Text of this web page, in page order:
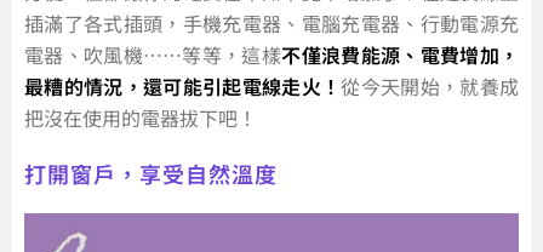
插滿了各式插頭，手機充電器、電腦充電器、行動電源充
電器、吹風機……等等，這樣不僅浪費能源、電費增加，
最糟的情況，還可能引起電線走火！從今天開始，就養成
把沒在使用的電器拔下吧！
打開窗戶，享受自然溫度